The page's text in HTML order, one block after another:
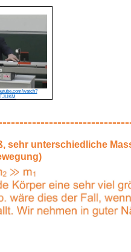
watch?
sehr unterschiedliche